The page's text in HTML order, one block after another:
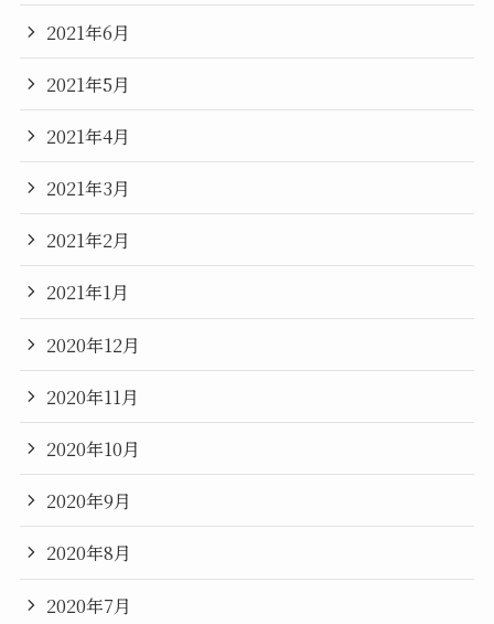
2021年6月
2021年5月
2021年4月
2021年3月
2021年2月
2021年1月
2020年12月
2020年11月
2020年10月
2020年9月
2020年8月
2020年7月